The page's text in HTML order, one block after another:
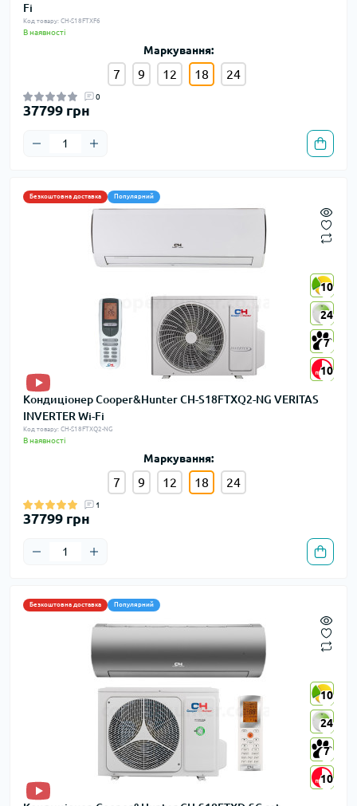
Fi
Код товару: CH-S18FTXF6
В наявності
Маркування:
7 9 12 18 24
0
37799 грн
Безкоштовна доставка Популярний
10
24
7
10
10
24
7
10
Кондиціонер Cooper&Hunter CH-S18FTXQ2-NG VERITAS
INVERTER Wi-Fi
Код товару: CH-S18FTXQ2-NG
В наявності
Маркування:
7 9 12 18 24
1
37799 грн
Безкоштовна доставка Популярний
10
24
7
10
10
24
7
10